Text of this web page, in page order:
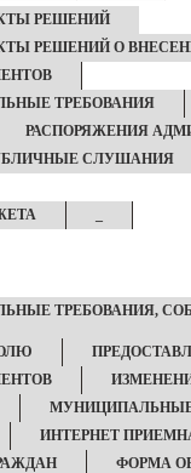
РЕШЕНИЙ
РЕШЕНИЙ О
ТРЕБОВАНИЯ
РАСПОРЯЖЕНИЯ
СЛУШАНИЯ
ТРЕБОВАНИЯ,
ИНТЕРНЕТ
ФОРМА